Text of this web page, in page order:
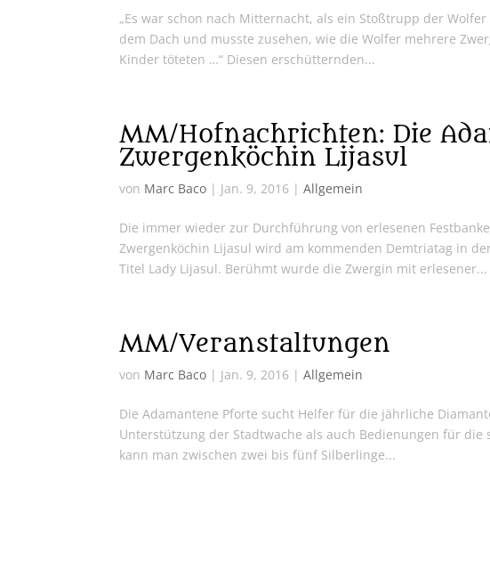
„Es war schon nach Mitternacht, als ein Stoßtrupp der
dem Dach und musste zusehen, wie die Wolfer mehrere
Kinder töteten …“ Diesen erschütternden...
MM/Hofnachrichten: Die
Zwergenköchin Lijasul
von Marc Baco | Jan. 9, 2016 |Allgemein
Die immer wieder zur Durchführung von erlesenen
Zwergenköchin Lijasul wird am kommenden Demtriatag in
Titel Lady Lijasul. Berühmt wurde die Zwergin mit erlesener...
MM/Veranstaltungen
von Marc Baco | Jan. 9, 2016 |Allgemein
Die Adamantene Pforte sucht Helfer für die jährliche
Unterstützung der Stadtwache als auch Bedienungen für die
kann man zwischen zwei bis fünf Silberlinge...